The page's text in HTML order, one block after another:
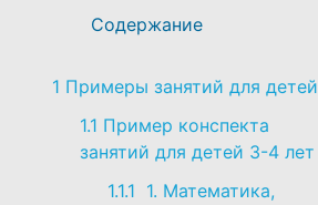
Содержание
1 Примеры занятий для детей
1.1 Пример конспекта
занятий для детей 3-4 лет
1.1.1 1. Математика,